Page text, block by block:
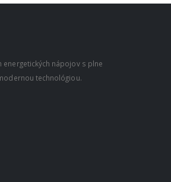
energetických nápojov s plne
technológiou.